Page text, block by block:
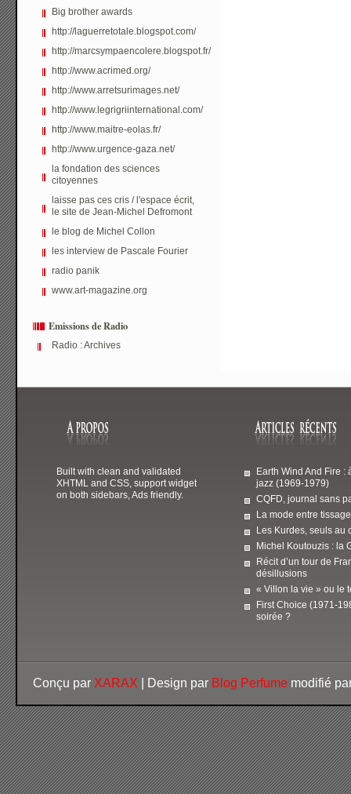
Big brother awards
http://laguerretotale.blogspot.com/
http://marcsympaencolere.blogspot.fr/
http://www.acrimed.org/
http://www.arretsurimages.net/
http://www.legrigriinternational.com/
http://www.maitre-eolas.fr/
http://www.urgence-gaza.net/
la fondation des sciences
citoyennes
laisse pas ces cris / l'espace écrit,
le site de Jean-Michel Defromont
le blog de Michel Collon
les interview de Pascale Fourier
radio panik
www.art-magazine.org
Emissions de Radio
Radio : Archives
Built with clean and validated
XHTML and CSS, support widget
on both sidebars, Ads friendly.
Earth Wind And Fire :
jazz (1969-1979)
CQFD, journal sans
La mode entre
Les Kurdes, seuls au
Michel Koutouzis : la
Récit d’un tour de
désillusions
« Villon la vie » ou le
First Choice (1971-
soirée ?
Conçu par XARAX | Design par Blog Perfume modifié